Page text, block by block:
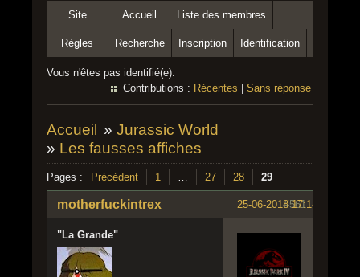
Site Accueil Liste des membres
Règles Recherche Inscription Identification
Vous n'êtes pas identifié(e).
Contributions : Récentes Sans réponse
Accueil » Jurassic World
» Les fausses affiches
Pages : Précédent 1 … 27 28 29
#561
25-06-2018 17:14:11
motherfuckintrex
"La Grande"